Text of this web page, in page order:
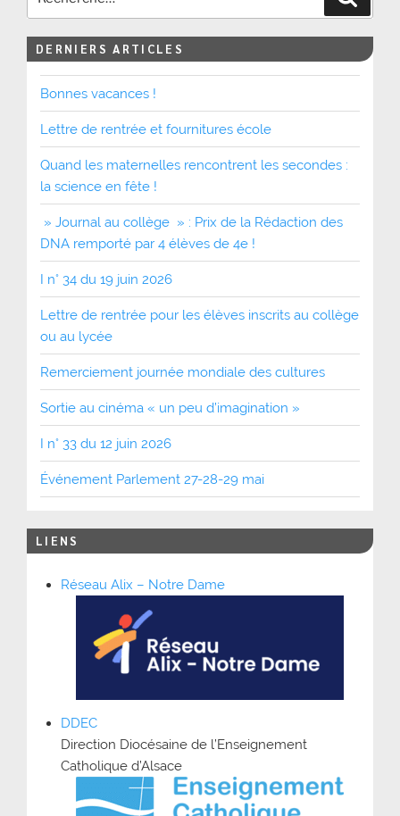
DERNIERS ARTICLES
Bonnes vacances !
Lettre de rentrée et fournitures école
Quand les maternelles rencontrent les secondes :
la science en fête !
» Journal au collège » : Prix de la Rédaction des
DNA remporté par 4 élèves de 4e !
I n° 34 du 19 juin 2026
Lettre de rentrée pour les élèves inscrits au collège
ou au lycée
Remerciement journée mondiale des cultures
Sortie au cinéma « un peu d’imagination »
I n° 33 du 12 juin 2026
Événement Parlement 27-28-29 mai
LIENS
Réseau Alix – Notre Dame
DDEC
Direction Diocésaine de l’Enseignement
Catholique d’Alsace